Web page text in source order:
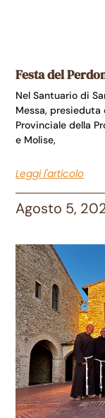
Festa del
Nel Santuario di
Messa,
Provinciale della
e Molise,
Leggi l'articolo
Agosto 5,